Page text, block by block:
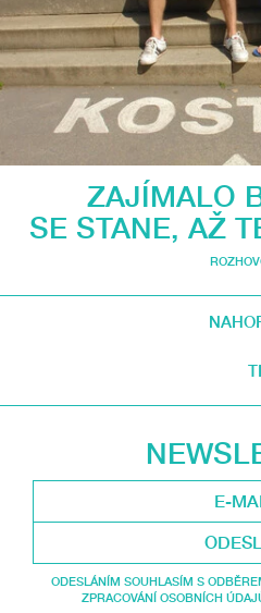
ZAJÍMALO
SE STANE, AŽ
ODESLÁNÍM SOUHLASÍM S
ZPRACOVÁNÍ OSOBNÍCH